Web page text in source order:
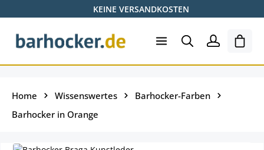
Zum Hauptinhalt springenKEINE VERSANDKOSTEN
Home Wissenswertes
Barhocker-Farben
Barhocker in Orange